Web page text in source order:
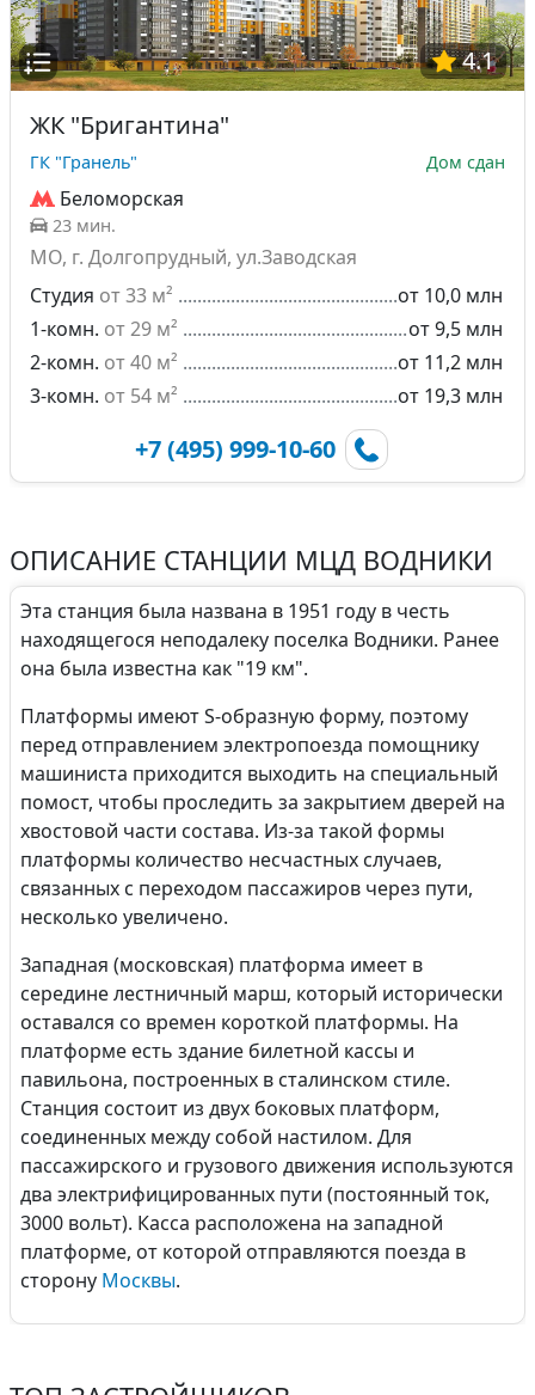
4.1
ЖК "Бригантина"
ГК "Гранель" Дом сдан
Беломорская
23 мин.
МО, г. Долгопрудный, ул.Заводская
Студия от 33 м²
от 10,0 млн
1-комн. от 29 м²
от 9,5 млн
2-комн. от 40 м²
от 11,2 млн
3-комн. от 54 м² от 19,3 млн
+7 (495) 999-10-60
ОПИСАНИЕ СТАНЦИИ МЦД ВОДНИКИ
Эта станция была названа в 1951 году в честь
находящегося неподалеку поселка Водники. Ранее
она была известна как "19 км".
Платформы имеют S-образную форму, поэтому
перед отправлением электропоезда помощнику
машиниста приходится выходить на специальный
помост, чтобы проследить за закрытием дверей на
хвостовой части состава. Из-за такой формы
платформы количество несчастных случаев,
связанных с переходом пассажиров через пути,
несколько увеличено.
Западная (московская) платформа имеет в
середине лестничный марш, который исторически
оставался со времен короткой платформы. На
платформе есть здание билетной кассы и
павильона, построенных в сталинском стиле.
Станция состоит из двух боковых платформ,
соединенных между собой настилом. Для
пассажирского и грузового движения используются
два электрифицированных пути (постоянный ток,
3000 вольт). Касса расположена на западной
платформе, от которой отправляются поезда в
сторону Москвы.